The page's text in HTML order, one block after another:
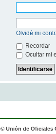
Olvidé mi
Recordar
Ocultar mi
© Unión de Oficiales